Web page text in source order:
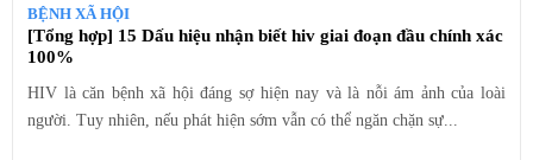
BỆNH XÃ HỘI
[Tổng hợp] 15 Dấu hiệu nhận biết hiv giai đoạn đầu chính xác
100%
HIV là căn bệnh xã hội đáng sợ hiện nay và là nỗi ám ảnh của loài
người. Tuy nhiên, nếu phát hiện sớm vẫn có thể ngăn chặn sự...